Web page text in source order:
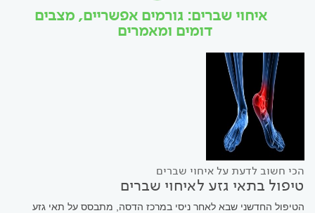
איחוי שברים: גורמים אפשריים, מצבים
דומים ומאמרים
הכי חשוב לדעת על איחוי שברים
טיפול בתאי גזע לאיחוי שברים
הטיפול החדשני שבא לאחר ניסי במרכז הדסה, מתבסס על תאי גזע